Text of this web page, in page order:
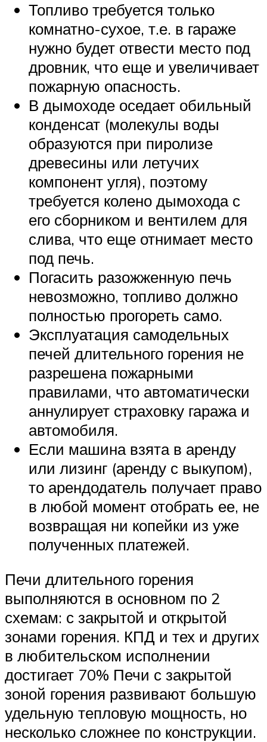
Топливо требуется только
комнатно-сухое, т.е. в гараже
нужно будет отвести место под
дровник, что еще и увеличивает
пожарную опасность.
В дымоходе оседает обильный
конденсат (молекулы воды
образуются при пиролизе
древесины или летучих
компонент угля), поэтому
требуется колено дымохода с
его сборником и вентилем для
слива, что еще отнимает место
под печь.
Погасить разожженную печь
невозможно, топливо должно
полностью прогореть само.
Эксплуатация самодельных
печей длительного горения не
разрешена пожарными
правилами, что автоматически
аннулирует страховку гаража и
автомобиля.
Если машина взята в аренду
или лизинг (аренду с выкупом),
то арендодатель получает право
в любой момент отобрать ее, не
возвращая ни копейки из уже
полученных платежей.
Печи длительного горения
выполняются в основном по 2
схемам: с закрытой и открытой
зонами горения. КПД и тех и других
в любительском исполнении
достигает 70% Печи с закрытой
зоной горения развивают большую
удельную тепловую мощность, но
несколько сложнее по конструкции.